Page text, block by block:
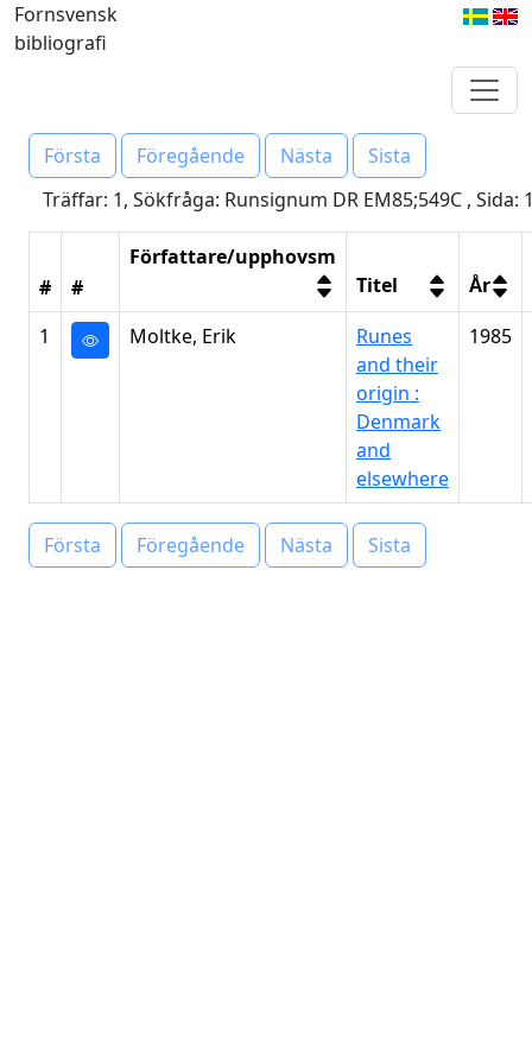
Fornsvensk
bibliografi
Första Föregående Nästa
Sista
Träffar: 1, Sökfråga: Runsignum DR EM85;549C , Sida:
# #
Författare/upphovsm
Titel
År
1
Moltke, Erik
Runes
and their
origin :
Denmark
and
elsewhere
1985
Första Föregående Nästa Sista